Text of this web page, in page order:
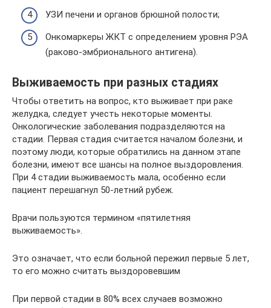
УЗИ печени и органов брюшной полости;
Онкомаркеры ЖКТ с определением уровня РЭА
(раково-эмбрионального антигена).
Выживаемость при разных стадиях
Чтобы ответить на вопрос, кто выживает при раке
желудка, следует учесть некоторые моменты.
Онкологические заболевания подразделяются на
стадии. Первая стадия считается началом болезни, и
поэтому люди, которые обратились на данном этапе
болезни, имеют все шансы на полное выздоровления.
При 4 стадии выживаемость мала, особенно если
пациент перешагнул 50-летний рубеж.
Врачи пользуются термином «пятилетняя
выживаемость».
Это означает, что если больной пережил первые 5 лет,
то его можно считать выздоровевшим
При первой стадии в 80% всех случаев возможно